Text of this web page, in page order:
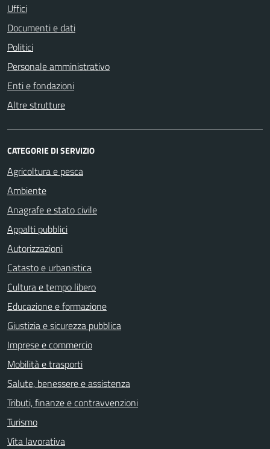
Uffici
Documenti e dati
Politici
Personale amministrativo
Enti e fondazioni
Altre strutture
CATEGORIE DI SERVIZIO
Agricoltura e pesca
Ambiente
Anagrafe e stato civile
Appalti pubblici
Autorizzazioni
Catasto e urbanistica
Cultura e tempo libero
Educazione e formazione
Giustizia e sicurezza pubblica
Imprese e commercio
Mobilità e trasporti
Salute, benessere e assistenza
Tributi, finanze e contravvenzioni
Turismo
Vita lavorativa